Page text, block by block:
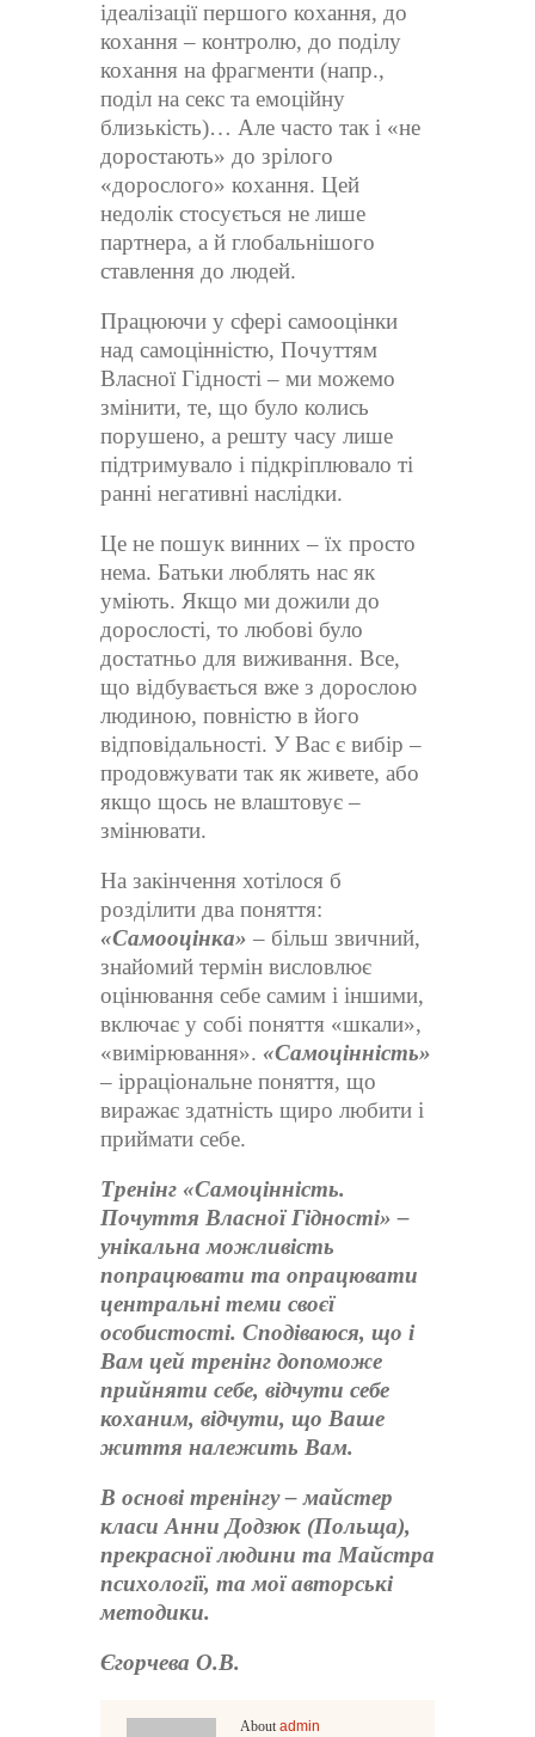
ідеалізації першого кохання, до
кохання – контролю, до поділу
кохання на фрагменти (напр.,
поділ на секс та емоційну
близькість)… Але часто так і «не
доростають» до зрілого
«дорослого» кохання. Цей
недолік стосується не лише
партнера, а й глобальнішого
ставлення до людей.
Працюючи у сфері самооцінки
над самоцінністю, Почуттям
Власної Гідності – ми можемо
змінити, те, що було колись
порушено, а решту часу лише
підтримувало і підкріплювало ті
ранні негативні наслідки.
Це не пошук винних – їх просто
нема. Батьки люблять нас як
уміють. Якщо ми дожили до
дорослості, то любові було
достатньо для виживання. Все,
що відбувається вже з дорослою
людиною, повністю в його
відповідальності. У Вас є вибір –
продовжувати так як живете, або
якщо щось не влаштовує –
змінювати.
На закінчення хотілося б
розділити два поняття:
«Самооцінка» – більш звичний,
знайомий термін висловлює
оцінювання себе самим і іншими,
включає у собі поняття «шкали»,
«вимірювання». «Самоцінність»
– ірраціональне поняття, що
виражає здатність щиро любити і
приймати себе.
Тренінг «Самоцінність.
Почуття Власної Гідності» –
унікальна можливість
попрацювати та опрацювати
центральні теми своєї
особистості. Сподіваюся, що і
Вам цей тренінг допоможе
прийняти себе, відчути себе
коханим, відчути, що Ваше
життя належить Вам.
В основі тренінгу – майстер
класи Анни Додзюк (Польща),
прекрасної людини та Майстра
психології, та мої авторські
методики.
Єгорчева О.В.
Aboutadmin